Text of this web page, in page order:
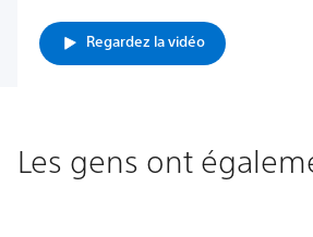
Regardez la vidéo
Les gens ont